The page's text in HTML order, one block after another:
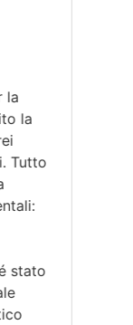
la
la
Tutto
stato